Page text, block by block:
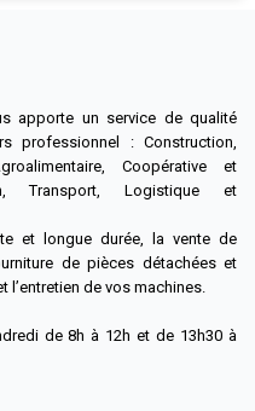
apporte un service de qualité
professionnel : Construction,
Coopérative et
Transport, Logistique et
et longue durée, la vente de
de pièces détachées et
l’entretien de vos machines.
de 8h à 12h et de 13h30 à